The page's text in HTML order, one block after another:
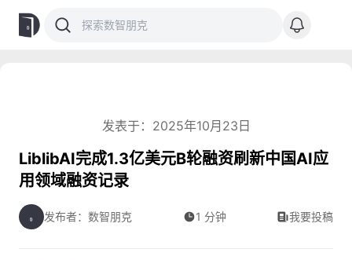
发表于：2025年10月23日
LiblibAI完成1.3亿美元B轮融资刷新中国AI应
用领域融资记录
发布者：数智朋克 1 分钟 我要投稿